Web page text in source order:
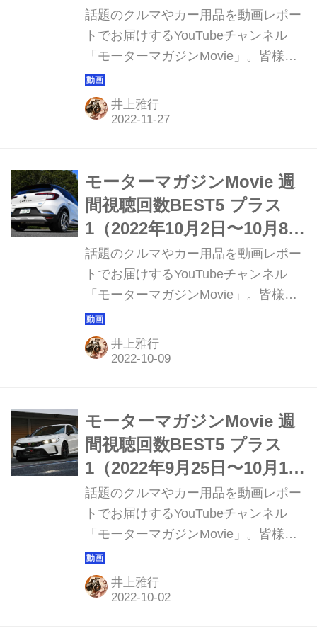
日）
話題のクルマやカー用品を動画レポー
トでお届けするYouTubeチャンネル
「モーターマガジンMovie」。皆様か
らご好評いただき15万人のチャンネル
登録をいただいております。このコー
ナーでは直近1週間の視聴ランキング
井上雅行
モーターマガジンMovie 週
間視聴回数BEST5 プラス
1（2022年10月2日〜10月8
日）
話題のクルマやカー用品を動画レポー
トでお届けするYouTubeチャンネル
「モーターマガジンMovie」。皆様か
らご好評いただき15万人のチャンネル
登録をいただいております。このコー
ナーでは直近1週間の視聴ランキング
井上雅行
モーターマガジンMovie 週
間視聴回数BEST5 プラス
1（2022年9月25日〜10月1
日）
話題のクルマやカー用品を動画レポー
トでお届けするYouTubeチャンネル
「モーターマガジンMovie」。皆様か
らご好評いただき15万人のチャンネル
登録をいただいております。このコー
ナーでは直近1週間の視聴ランキング
井上雅行